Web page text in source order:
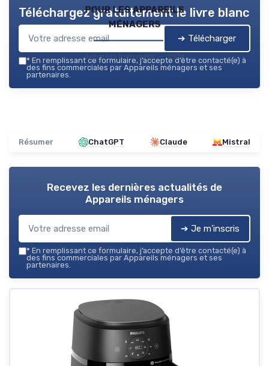
pour les appareils
ménagers
Appareils ménagers — 2026
Téléchargez gratuitement le livre blanc
➔ Télécharger
* En remplissant ce formulaire, j’accepte d’être contacté(e) à
des fins commerciales par Appareils ménagers et ses
partenaires.
Résumer ChatGPT Claude Mistral
Recevez les dernières actualités de
Appareils ménagers
➔ Je m'inscris
* En remplissant ce formulaire, j’accepte d’être contacté(e) à
des fins commerciales par Appareils ménagers et ses
partenaires.